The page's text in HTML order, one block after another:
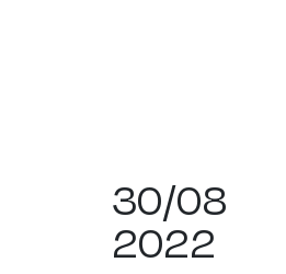
30/08
2022